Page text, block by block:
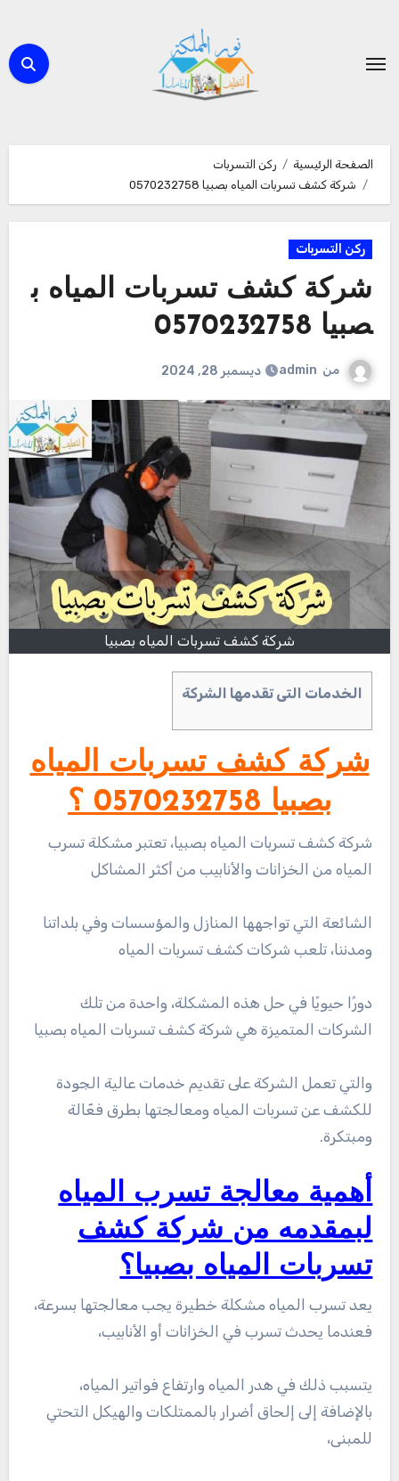
المحتوى
الصفحة الرئيسية
ركن التسربات
شركة كشف تسربات المياه بصبيا 0570232758
ركن التسربات
شركة كشف تسربات المياه ب
صبيا 0570232758
من admin ديسمبر 28, 2024
شركة كشف تسربات المياه بصبيا
الخدمات التى تقدمها الشركة
شركة كشف تسربات المياه
بصبيا 0570232758 ؟
شركة كشف تسربات المياه بصبيا، تعتبر مشكلة تسرب
المياه من الخزانات والأنابيب من أكثر المشاكل
الشائعة التي تواجهها المنازل والمؤسسات وفي بلداتنا
ومدننا، تلعب شركات كشف تسربات المياه
دورًا حيويًا في حل هذه المشكلة، واحدة من تلك
الشركات المتميزة هي شركة كشف تسربات المياه بصبيا
والتي تعمل الشركة على تقديم خدمات عالية الجودة
للكشف عن تسربات المياه ومعالجتها بطرق فعّالة
ومبتكرة.
أهمية معالجة تسرب المياه
لبمقدمه من شركة كشف
تسربات المياه بصبيا؟
يعد تسرب المياه مشكلة خطيرة يجب معالجتها بسرعة،
فعندما يحدث تسرب في الخزانات أو الأنابيب،
يتسبب ذلك في هدر المياه وارتفاع فواتير المياه،
بالإضافة إلى إلحاق أضرار بالممتلكات والهيكل التحتي
للمبنى،